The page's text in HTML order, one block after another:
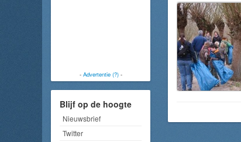
- Advertentie (?)-
Blijf op de hoogte
Nieuwsbrief
Twitter